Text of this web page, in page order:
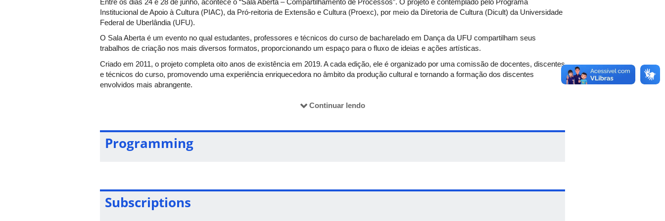
Institucional de Apoio à Cultura (PIAC), da Pró-reitoria de Extensão e Cultura (Proexc), por meio da Diretoria de Cultura (Dicult) da Universidade
Federal de Uberlândia (UFU).
O Sala Aberta é um evento no qual estudantes, professores e técnicos do curso de bacharelado em Dança da UFU compartilham seus
trabalhos de criação nos mais diversos formatos, proporcionando um espaço para o fluxo de ideias e ações artísticas.
Criado em 2011, o projeto completa oito anos de existência em 2019. A cada edição, ele é organizado por uma comissão de docentes, discentes
e técnicos do curso, promovendo uma experiência enriquecedora no âmbito da produção cultural e tornando a formação dos discentes
envolvidos mais abrangente.
comunicação oral de pesquisas, fomentando a difusão da arte e a interlocução entre estudantes, técnicos, professores e comunidade externa.
artístico e/ou acadêmico. Tal iniciativa abre o diálogo sobre as apresentações a partir do encontro e da conversa entre artistas proponentes,
artistas convidados e público.
Feedback Comentado.
Marília Carneiro, bacharel em Dança pela Faculdade Angel Vianna, formou-se também bailarina criadora no Ateliê Coreográfico do Rio de
Continuar lendo
Programming
Subscriptions